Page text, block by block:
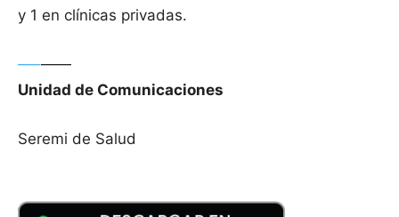
y 1 en clínicas privadas.
—–——
Unidad de Comunicaciones
Seremi de Salud